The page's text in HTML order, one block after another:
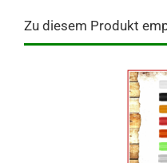
Zu diesem Produkt